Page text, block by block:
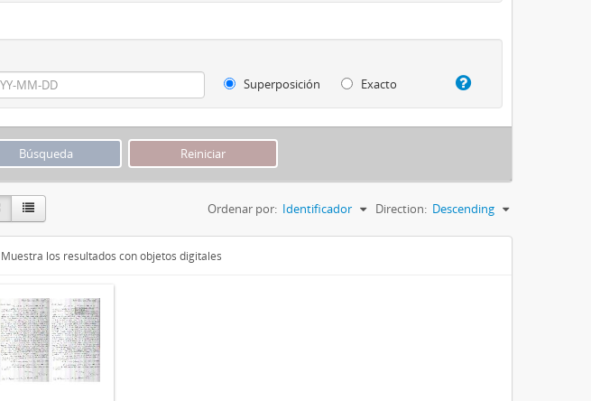
Superposición
Exacto
Ordenar por: Identificador Direction: Descending
Muestra los resultados con objetos digitales